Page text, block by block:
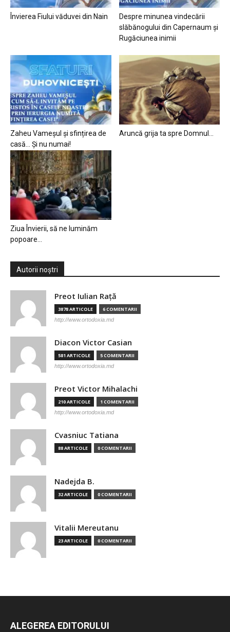
Învierea Fiului văduvei din Nain
Despre minunea vindecării
slăbănogului din Capernaum și
Rugăciunea inimii
Zaheu Vameșul și sfințirea de
casă… Și nu numai!
Aruncă grija ta spre Domnul…
Ziua Învierii, să ne luminăm
popoare…
Autorii noștri
Preot Iulian Raţă
3878 ARTICOLE 6 COMENTARII
http://www.ortodoxia.md
Diacon Victor Casian
581 ARTICOLE 5 COMENTARII
http://www.ortodoxia.md
Preot Victor Mihalachi
210 ARTICOLE 1 COMENTARII
http://www.ortodoxia.md
Cvasniuc Tatiana
88 ARTICOLE 0 COMENTARII
Nadejda B.
32 ARTICOLE 0 COMENTARII
Vitalii Mereutanu
23 ARTICOLE 0 COMENTARII
ALEGEREA EDITORULUI